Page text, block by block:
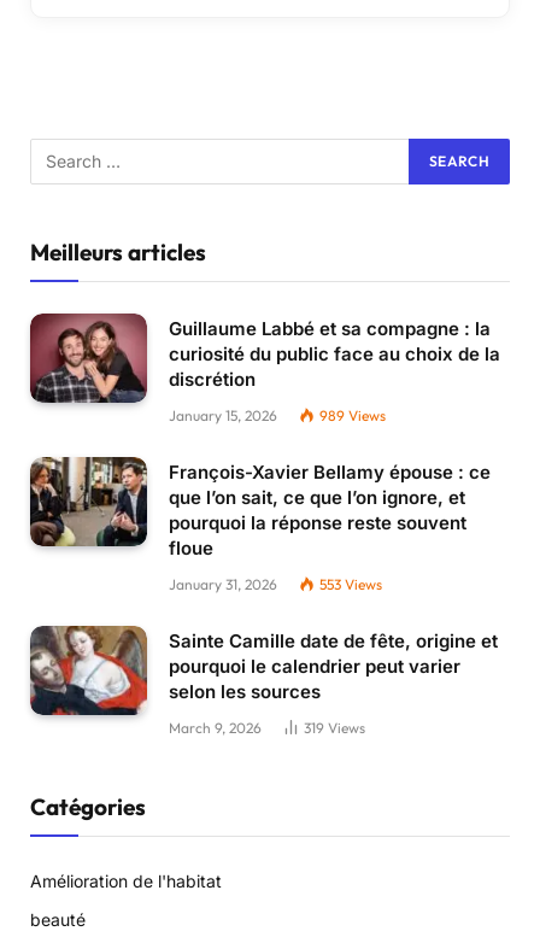
Meilleurs articles
Guillaume Labbé et sa compagne : la
curiosité du public face au choix de la
discrétion
January 15, 2026 989 Views
François-Xavier Bellamy épouse : ce
que l’on sait, ce que l’on ignore, et
pourquoi la réponse reste souvent
floue
January 31, 2026 553 Views
Sainte Camille date de fête, origine et
pourquoi le calendrier peut varier
selon les sources
March 9, 2026 319 Views
Catégories
Amélioration de l'habitat
beauté